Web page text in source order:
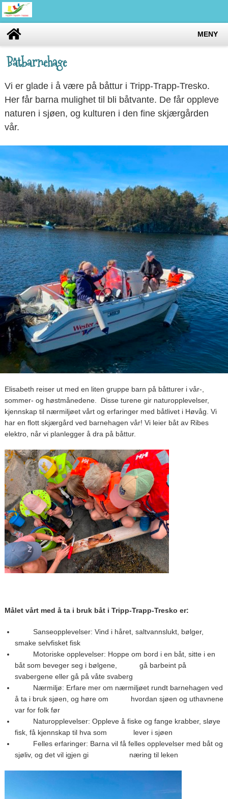
MENY
Båtbarnehage
Vi er glade i å være på båttur i Tripp-Trapp-Tresko.
Her får barna mulighet til bli båtvante. De får oppleve
naturen i sjøen, og kulturen i den fine skjærgården
vår.
Elisabeth reiser ut med en liten gruppe barn på båtturer i vår-,
sommer- og høstmånedene. Disse turene gir naturopplevelser,
kjennskap til nærmiljøet vårt og erfaringer med båtlivet i Høvåg. Vi
har en flott skjærgård ved barnehagen vår! Vi leier båt av Ribes
elektro, når vi planlegger å dra på båttur.
Målet vårt med å ta i bruk båt i Tripp-Trapp-Tresko er:
Sanseopplevelser: Vind i håret, saltvannslukt, bølger,
smake selvfisket fisk
Motoriske opplevelser: Hoppe om bord i en båt, sitte i en
båt som beveger seg i bølgene, gå barbeint på
svabergene eller gå på våte svaberg
Nærmiljø: Erfare mer om nærmiljøet rundt barnehagen ved
å ta i bruk sjøen, og høre om hvordan sjøen og uthavnene
var for folk før
Naturopplevelser: Oppleve å fiske og fange krabber, sløye
fisk, få kjennskap til hva som lever i sjøen
Felles erfaringer: Barna vil få felles opplevelser med båt og
sjøliv, og det vil igjen gi næring til leken